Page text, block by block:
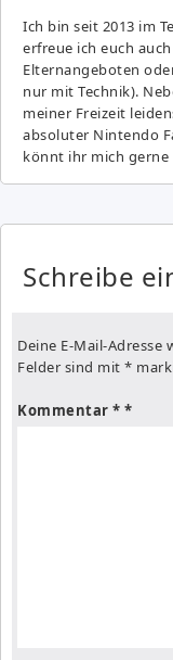
Ich bin seit 2013 im
erfreue ich euch
Elternangeboten
nur mit Technik).
meiner Freizeit
absoluter Nintendo
könnt ihr mich
Schreibe
Deine E-Mail-
Felder sind mit *
Kommentar *